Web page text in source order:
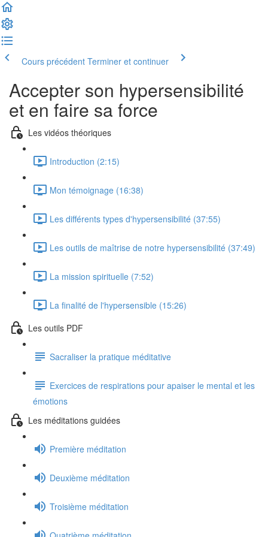
Cours précédent Terminer et continuer
Accepter son hypersensibilité
et en faire sa force
Les vidéos théoriques
Introduction (2:15)
Mon témoignage (16:38)
Les différents types d'hypersensibilité (37:55)
Les outils de maîtrise de notre hypersensibilité (37:49)
La mission spirituelle (7:52)
La finalité de l'hypersensible (15:26)
Les outils PDF
Sacraliser la pratique méditative
Exercices de respirations pour apaiser le mental et les
émotions
Les méditations guidées
Première méditation
Deuxième méditation
Troisième méditation